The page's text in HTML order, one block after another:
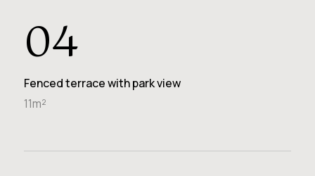
04
Fenced terrace with park view
11m²